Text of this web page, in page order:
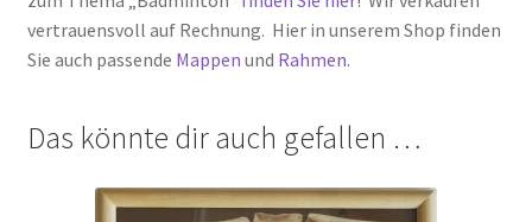
vertrauensvoll auf Rechnung. Hier in unserem Shop finden
Sie auch passende Mappen und Rahmen.
Das könnte dir auch gefallen …